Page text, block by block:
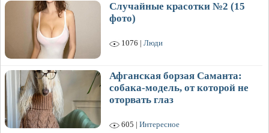
Случайные красотки №2 (15
фото)
1076 | Люди
Афганская борзая Саманта:
собака-модель, от которой не
оторвать глаз
605 | Интересное